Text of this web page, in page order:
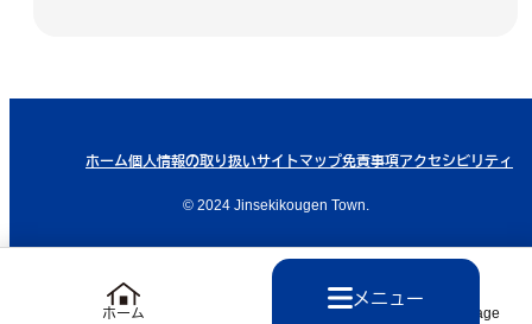
ホーム
メニュー
Language
ホーム個人情報の取り扱いサイトマップ免責事項アクセシビリティ
© 2024 Jinsekikougen Town.